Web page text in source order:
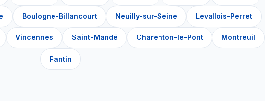
Boulogne-Billancourt Neuilly-sur-Seine Levallois-Perret
Vincennes Saint-Mandé Charenton-le-Pont Montreuil
Pantin